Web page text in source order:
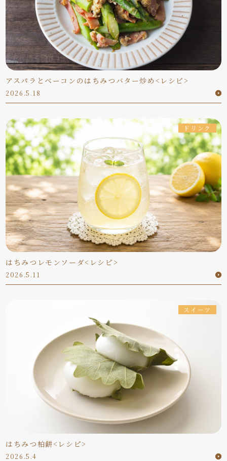
アスパラとベーコンのはちみつバター炒め<レシピ>
2026.5.18
ドリンク
はちみつレモンソーダ<レシピ>
2026.5.11
スイーツ
はちみつ柏餅<レシピ>
2026.5.4